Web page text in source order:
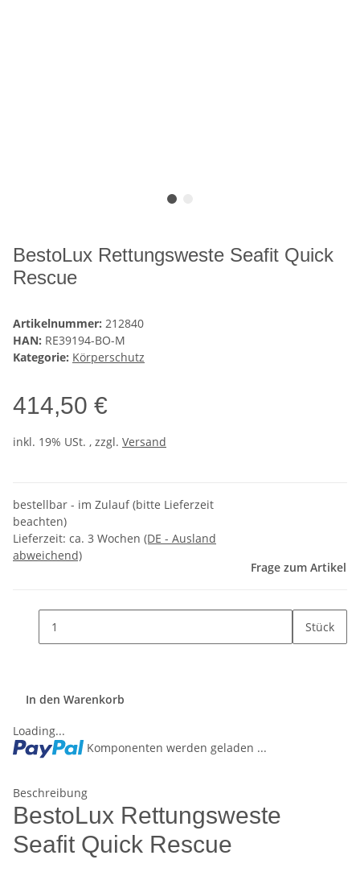
BestoLux Rettungsweste Seafit Quick
Rescue
Artikelnummer: 212840
HAN: RE39194-BO-M
Kategorie: Körperschutz
414,50 €
inkl. 19% USt. , zzgl. Versand
bestellbar - im Zulauf (bitte Lieferzeit
beachten)
Lieferzeit: ca. 3 Wochen (DE - Ausland
abweichend)
Frage zum Artikel
Stück
In den Warenkorb
Loading...
Komponenten werden geladen ...
Beschreibung
BestoLux Rettungsweste
Seafit Quick Rescue